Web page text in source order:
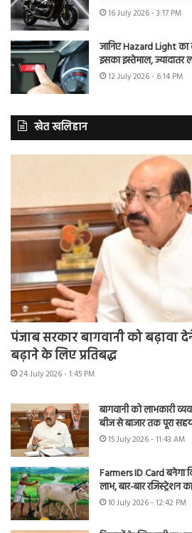
16 July 2026 - 3:17 PM
जानिए Hazard Light
इसका इस्तेमाल, ज्यादातर
12 July 2026 - 6:14 PM
खेत खलिहान
पंजाब सरकार बागवानी को बढ़ावा
बढ़ाने के लिए प्रतिबद्ध
24 July 2026 - 1:45 PM
बागवानी को लाभकारी
बीज से बाजार तक पूरा
15 July 2026 - 11:43 AM
Farmers ID Card बनेगा
लाभ, बार-बार
10 July 2026 - 12:42 PM